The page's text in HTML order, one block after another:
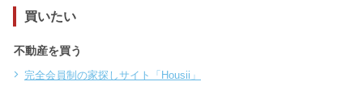
買いたい
不動産を買う
完全会員制の家探しサイト「Housii」